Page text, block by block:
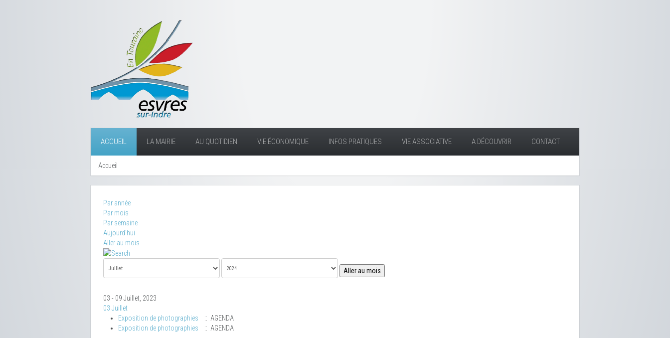
ACCUEIL LA MAIRIE AU QUOTIDIEN VIE ÉCONOMIQUE INFOS PRATIQUES VIE ASSOCIATIVE A DÉCOUVRIR CONTACT
Accueil
Par année
Par mois
Par semaine
Aujourd'hui
Aller au mois
Aller au mois
03 - 09 Juillet, 2023
03 Juillet
Exposition de photographies
:: AGENDA
Exposition de photographies
:: AGENDA